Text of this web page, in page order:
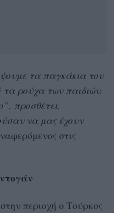
τα παγκάκια του
ρούχα των παιδιών.
προσθέτει.
να μας έχουν
στις
περιοχή ο Τούρκος